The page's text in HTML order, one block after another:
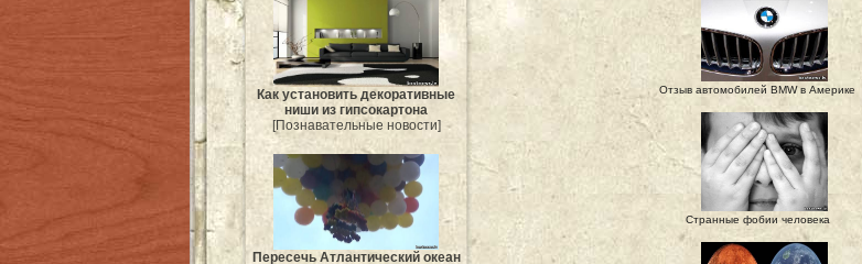
Как установить декоративные
ниши из гипсокартона
[Познавательные новости]
Пересечь Атлантический океан
Отзыв автомобилей BMW в Америке
Странные фобии человека